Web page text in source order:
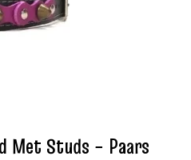
Met Studs – Paars